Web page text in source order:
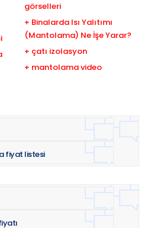
görselleri
+ Binalarda Isı Yalıtımı
(Mantolama) Ne İşe Yarar?
+ çatı izolasyon
+ mantolama video
fiyat listesi